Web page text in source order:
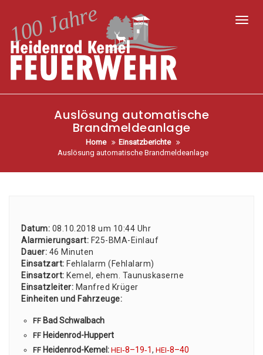
Auslösung automatische
Brandmeldeanlage
Home
Einsatzberichte
Auslösung automatische Brandmeldeanlage
Datum: 08.10.2018 um 10:44 Uhr
Alar­mie­rungs­art: F25-BMA-Ein­lauf
Dau­er: 46 Minu­ten
Ein­satz­art: Fehl­alarm (Fehl­alarm)
Ein­satz­ort: Kemel, ehem. Tau­nus­ka­ser­ne
Ein­satz­lei­ter: Man­fred Krü­ger
Ein­hei­ten und Fahr­zeu­ge:
FF Bad Schwalbach
FF Hei­den­rod-Hup­pert
FF Hei­den­rod-Kemel: HEI‑8–19‑1, HEI‑8–40